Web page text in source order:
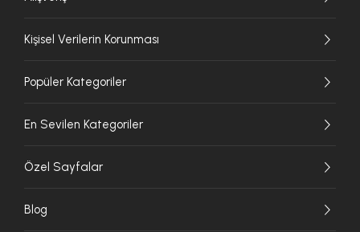
Kişisel Verilerin Korunması
Popüler Kategoriler
En Sevilen Kategoriler
Özel Sayfalar
Blog